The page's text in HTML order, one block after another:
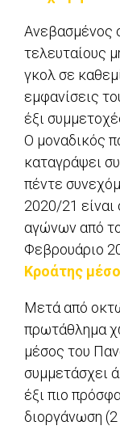
Ανεβασμένος
τελευταίους
γκολ σε
εμφανίσεις
έξι
Ο μοναδικός
καταγράψει
πέντε
2020/21 είναι
αγώνων από
Φεβρουάριο
Κροάτης
Μετά από
πρωτάθλημα
μέσος του
συμμετάσχει
έξι πιο
διοργάνωση (2